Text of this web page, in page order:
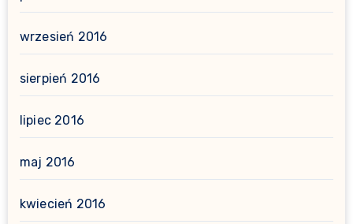
wrzesień 2016
sierpień 2016
lipiec 2016
maj 2016
kwiecień 2016